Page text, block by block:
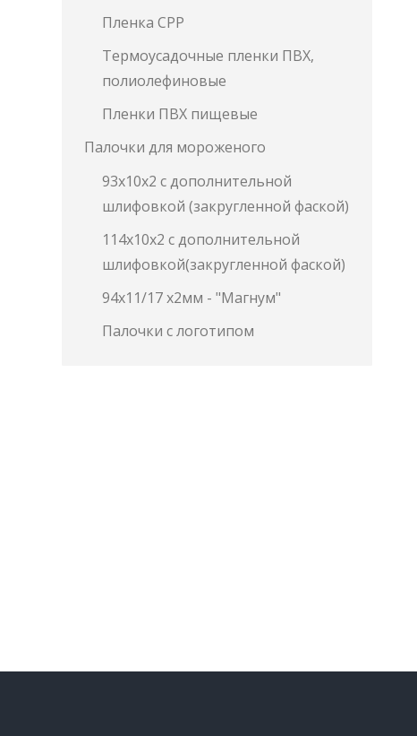
Пленка СРР
Термоусадочные пленки ПВХ,
полиолефиновые
Пленки ПВХ пищевые
Палочки для мороженого
93х10х2 с дополнительной
шлифовкой (закругленной фаской)
114х10х2 с дополнительной
шлифовкой(закругленной фаской)
94х11/17 х2мм - "Магнум"
Палочки с логотипом